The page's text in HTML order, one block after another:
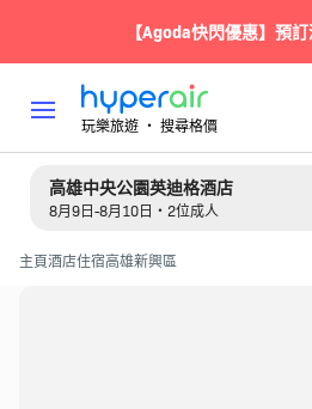
【Agoda快閃優惠】預
玩樂旅遊 ‧ 搜尋格價
高雄中央公園英迪格酒店
8月9日-8月10日・2位成人
主頁酒店住宿高雄新興區